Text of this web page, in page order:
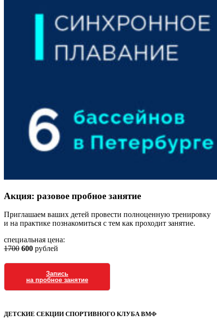
Акция: разовое пробное занятие
Приглашаем ваших детей провести полноценную тренировку
и на практике познакомиться с тем как проходит занятие.
специальная цена:
1700 600 рублей
Запись
на пробное занятие
ДЕТСКИЕ СЕКЦИИ СПОРТИВНОГО КЛУБА ВМФ